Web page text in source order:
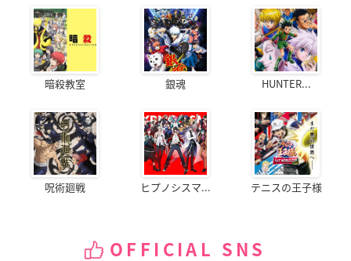
暗殺教室 銀魂 HUNTER...
呪術廻戦 ヒプノシスマ... テニスの王子様
OFFICIAL SNS